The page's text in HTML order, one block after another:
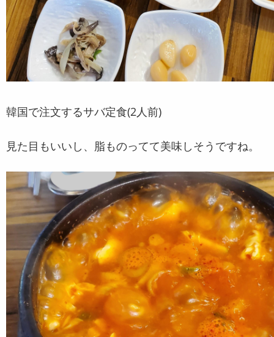
韓国で注文するサバ定食(2人前)
見た目もいいし、脂ものってて美味しそうですね。